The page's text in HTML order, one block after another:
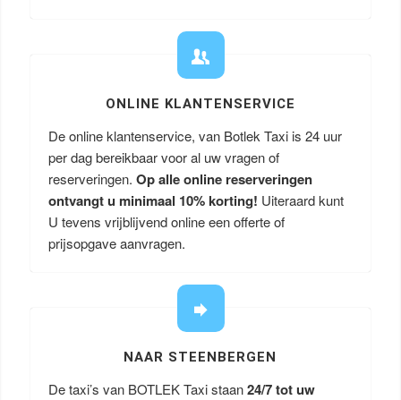
ONLINE KLANTENSERVICE
De online klantenservice, van Botlek Taxi is 24 uur
per dag bereikbaar voor al uw vragen of
reserveringen. Op alle online reserveringen
ontvangt u minimaal 10% korting! Uiteraard kunt
U tevens vrijblijvend online een offerte of
prijsopgave aanvragen.
NAAR STEENBERGEN
De taxi’s van BOTLEK Taxi staan24/7 tot uw